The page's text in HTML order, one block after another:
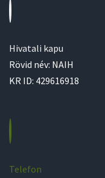
Hivatali kapu
Rövid név: NAIH
KR ID: 429616918
Telefon